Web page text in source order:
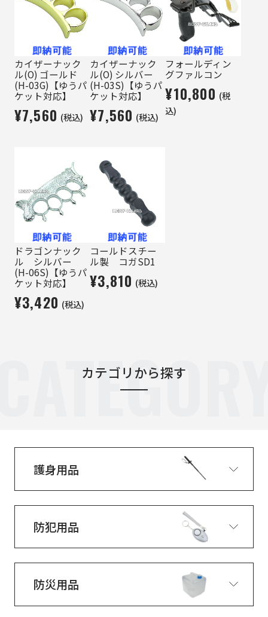
カイザーナック
ル(O) ゴールド
(H-03G)【ゆうパ
ケット対応】
¥7,560 (税込)
カイザーナック
ル(O) シルバー
(H-03S)【ゆうパ
ケット対応】
¥7,560 (税込)
フォールディン
グファルコン
¥10,800 (税
込)
ドラゴンナック
ル シルバー
(H-06S)【ゆうパ
ケット対応】
¥3,420 (税込)
コールドスチー
ル製 コガSD1
¥3,810 (税込)
カテゴリから探す
護身用品
防犯用品
防災用品